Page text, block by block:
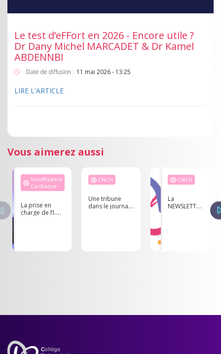
Le test d’eFFort en 2026 - Encore utile ?
Dr Dany Michel MARCADET & Dr Kamel
ABDENNBI
Date de diffusion : 11 mai 2026 - 13:25
LIRE L'ARTICLE
Vous aimerez aussi
Insuffisance
Cardiaque
La prise en
charge de l’I.C. :
CNCH
Une tribune
dans le journal
CNCH
La
NEWSLETTER